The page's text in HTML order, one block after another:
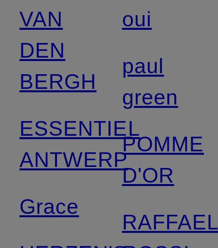
VAN
DEN
BERGH
ESSENTIEL
ANTWERP
Grace
oui
paul
green
POMME
D'OR